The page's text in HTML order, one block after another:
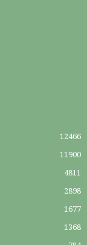
12466
11900
4811
2898
1677
1368